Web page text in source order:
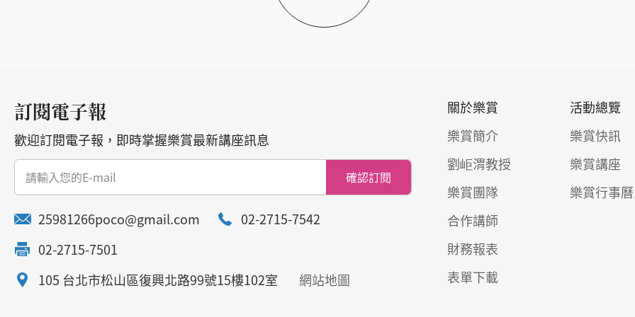
訂閱電子報
歡迎訂閱電子報，即時掌握樂賞最新講座訊息
確認訂閱
25981266poco@gmail.com
02-2715-7542
02-2715-7501
105 台北市松山區復興北路99號15樓102室
網站地圖
關於樂賞
樂賞簡介
劉岠渭教授
樂賞團隊
合作講師
財務報表
表單下載
活動總覽
樂賞快訊
樂賞講座
樂賞行事曆